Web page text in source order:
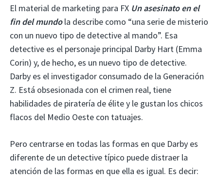
El material de marketing para FX Un asesinato en el
fin del mundola describe como “una serie de misterio
con un nuevo tipo de detective al mando”. Esa
detective es el personaje principal Darby Hart (Emma
Corin) y, de hecho, es un nuevo tipo de detective.
Darby es el investigador consumado de la Generación
Z. Está obsesionada con el crimen real, tiene
habilidades de piratería de élite y le gustan los chicos
flacos del Medio Oeste con tatuajes.
Pero centrarse en todas las formas en que Darby es
diferente de un detective típico puede distraer la
atención de las formas en que ella es igual. Es decir: